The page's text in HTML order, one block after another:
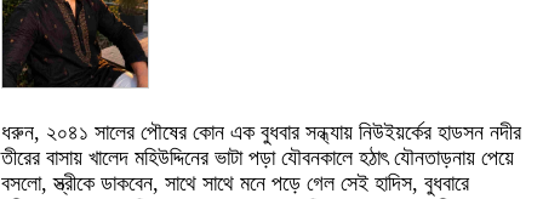
ধরুন, ২০৪১ সালের পৌষের কোন এক বুধবার সন্ধ্যায় নিউইয়র্কের হাডসন নদীর
তীরের বাসায় খালেদ মহিউদ্দিনের ভাটা পড়া যৌবনকালে হঠাৎ যৌনতাড়নায় পেয়ে
বসলো, স্ত্রীকে ডাকবেন, সাথে সাথে মনে পড়ে গেল সেই হাদিস, বুধবারে